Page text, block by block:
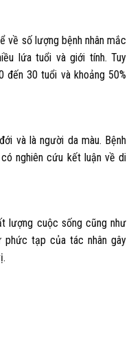
về số lượng bệnh nhân mắc
lứa tuổi và giới tính. Tuy
đến 30 tuổi và khoảng 50%
và là người da màu. Bệnh
nghiên cứu kết luận về di
lượng cuộc sống cũng như
tạp của tác nhân gây